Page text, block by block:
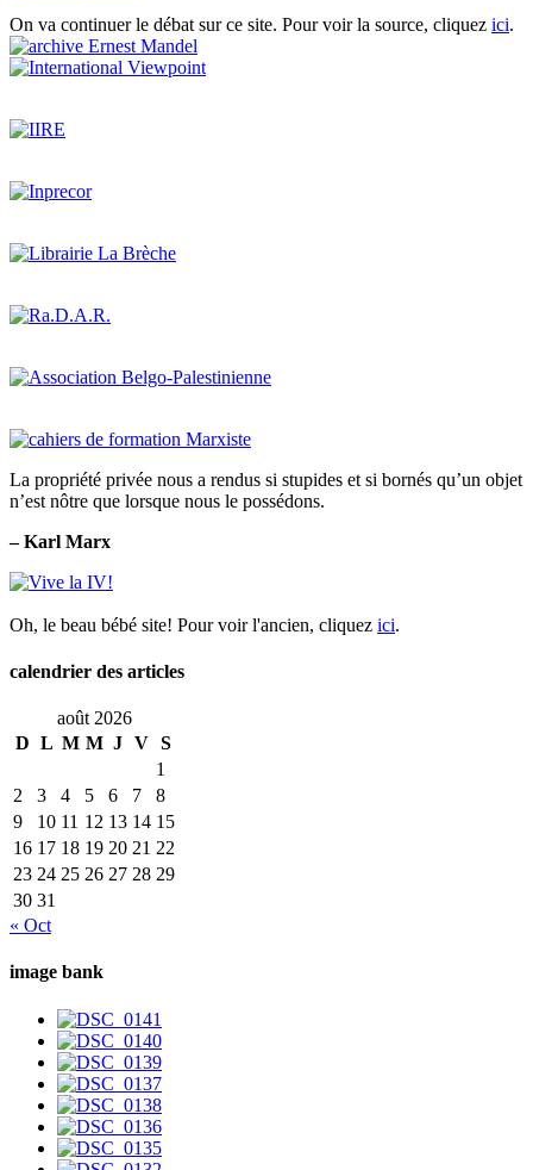
On va continuer le débat sur ce site. Pour voir la source, cliquez ici.
La propriété privée nous a rendus si stupides et si bornés qu’un objet
n’est nôtre que lorsque nous le possédons.
– Karl Marx
Oh, le beau bébé site! Pour voir l'ancien, cliquez ici.
calendrier des articles
août 2026
D L M M J V S
1
2
3 4 5 6 7
8
9
10 11 12 13 14 15
16 17 18 19 20 21 22
23 24 25 26 27 28 29
30 31
« Oct
image bank